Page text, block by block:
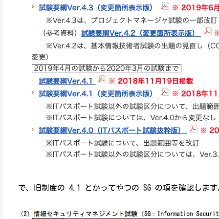
で、旧制度の 4.1 とかってやつの SG の項を確認します